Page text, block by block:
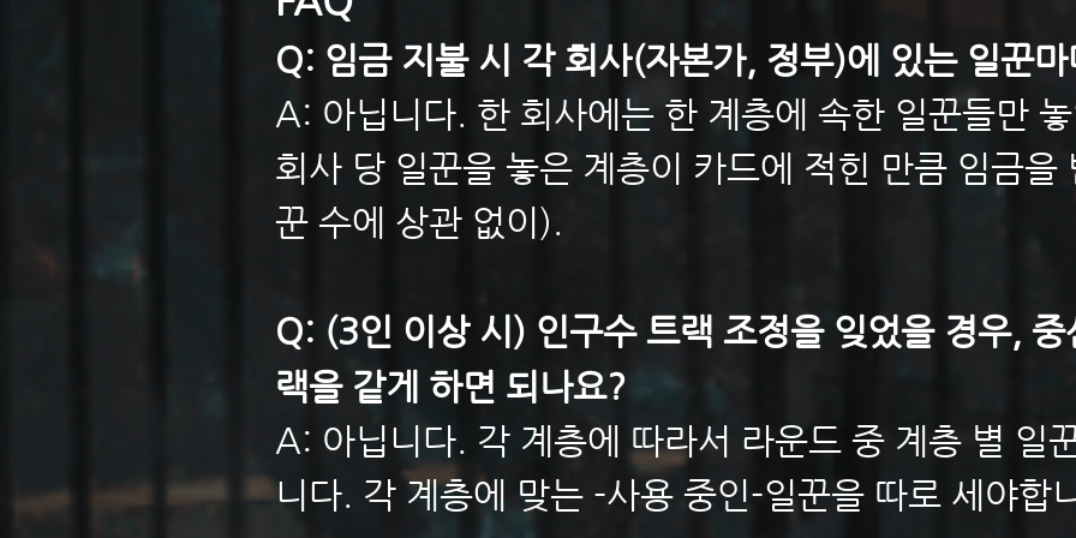
Q: 임금 지불 시 각 회사(자본가, 정부)에 있는 일꾼
A: 아닙니다. 한 회사에는 한 계층에 속한 일꾼들만
회사 당 일꾼을 놓은 계층이 카드에 적힌 만큼 임금을
꾼 수에 상관 없이).
Q: (3인 이상 시) 인구수 트랙 조정을 잊었을 경우,
랙을 같게 하면 되나요?
A: 아닙니다. 각 계층에 따라서 라운드 중 계층 별 일
니다. 각 계층에 맞는 -사용 중인-일꾼을 따로 세야합